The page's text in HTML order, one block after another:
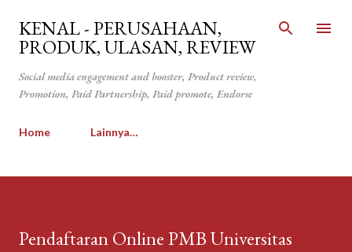
Langsung ke konten utama
KENAL - PERUSAHAAN,
PRODUK, ULASAN, REVIEW
Social media engagement and booster, Product review,
Promotion, Paid Partnership, Paid promote, Endorse
Home Lainnya…
Pendaftaran Online PMB Universitas